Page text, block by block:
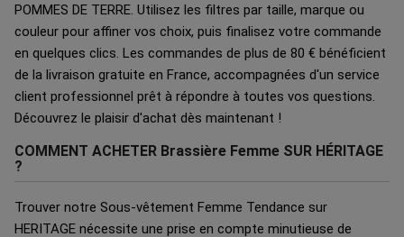
POMMES DE TERRE. Utilisez les filtres par taille, marque ou
couleur pour affiner vos choix, puis finalisez votre commande
en quelques clics. Les commandes de plus de 80 € bénéficient
de la livraison gratuite en France, accompagnées d'un service
client professionnel prêt à répondre à toutes vos questions.
Découvrez le plaisir d'achat dès maintenant !
COMMENT ACHETER Brassière Femme SUR HÉRITAGE
?
Trouver notre Sous-vêtement Femme Tendance sur
HERITAGE nécessite une prise en compte minutieuse de